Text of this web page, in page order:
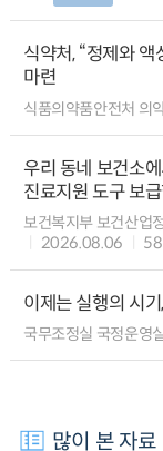
식약처, “정제와
마련
식품의약품안전처 의
우리 동네 보건소
진료지원 도구 보
보건복지부 보건산업
2026.08.06
이제는 실행의 시
국무조정실 국정운영
많이 본 자료